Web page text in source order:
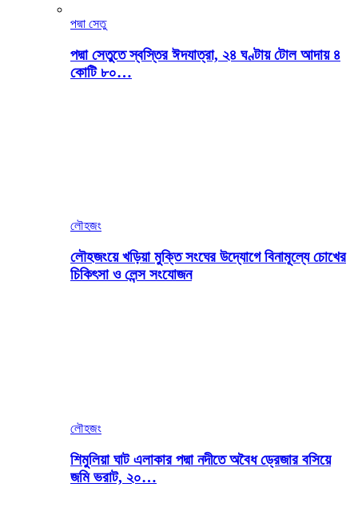
পদ্মা সেতু
পদ্মা সেতুতে স্বস্তির ঈদযাত্রা, ২৪ ঘণ্টায় টোল আদায় ৪
কোটি ৮০…
লৌহজং
লৌহজংয়ে খড়িয়া মুক্তি সংঘের উদ্যোগে বিনামূল্যে চোখের
চিকিৎসা ও লেন্স সংযোজন
লৌহজং
শিমুলিয়া ঘাট এলাকার পদ্মা নদীতে অবৈধ ড্রেজার বসিয়ে
জমি ভরাট, ২০…